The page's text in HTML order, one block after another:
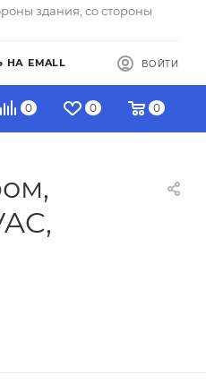
здания, со стороны
НА EMALL ВОЙТИ
0 0 0